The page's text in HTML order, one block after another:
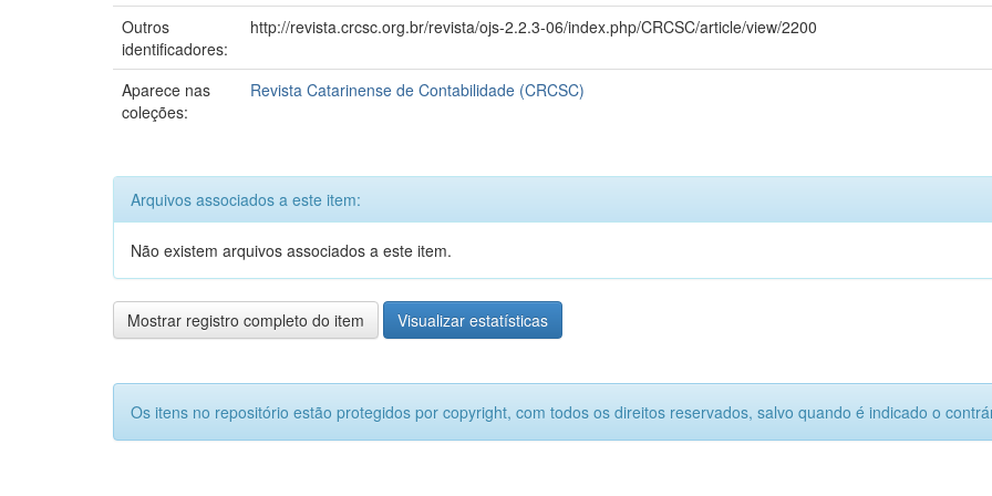
Outros
identificadores:
http://revista.crcsc.org.br/revista/ojs-2.2.3-06/index.php/CRCSC/article/view/2200
Aparece nas
coleções:
Revista Catarinense de Contabilidade (CRCSC)
Arquivos associados a este item:
Não existem arquivos associados a este item.
Mostrar registro completo do item Visualizar estatísticas
Os itens no repositório estão protegidos por copyright, com todos os direitos reservados, salvo quando é indicado o